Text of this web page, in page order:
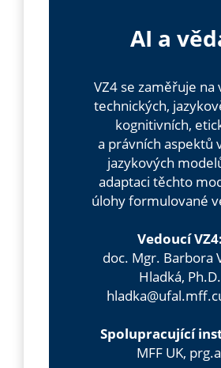
AI a
VZ4 se zaměřuje na
technických,
kognitivních,
a právních aspektů
jazykových
adaptaci těchto
úlohy formulované
Vedoucí VZ4:
doc. Mgr. Barbora
Hladká, Ph.D.
Spolupracující
MFF UK,